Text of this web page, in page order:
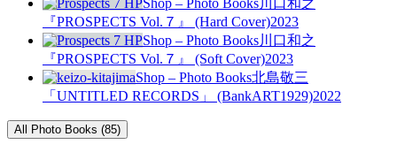
Shop – Photo Books川口和之
『PROSPECTS Vol.７』 (Hard Cover)2023
Shop – Photo Books川口和之
『PROSPECTS Vol.７』 (Soft Cover)2023
Shop – Photo Books北島敬三
「UNTITLED RECORDS」 (BankART1929)2022
All Photo Books (85)